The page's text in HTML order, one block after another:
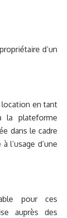
d’un
location en tant
la plateforme
dans le cadre
l’usage d’une
pour ces
auprès des